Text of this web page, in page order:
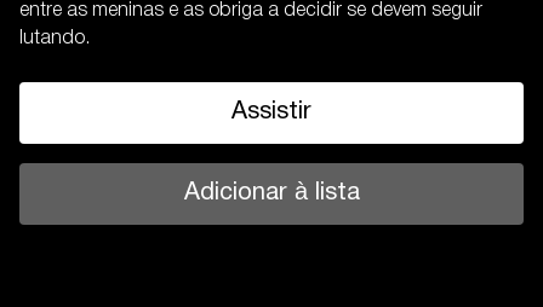
entre as meninas e as obriga a decidir se devem seguir
lutando.
Assistir
Adicionar à lista